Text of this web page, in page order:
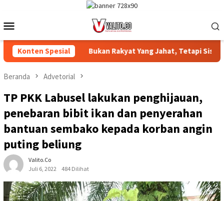
konten
Mobile
Konten SpesialBukan Rakyat Yang Jahat, Tetapi Sistem yang
Beranda Advetorial
TP PKK Labusel lakukan penghijauan,
penebaran bibit ikan dan penyerahan
bantuan sembako kepada korban angin
puting beliung
Valito.co
Juli 6, 2022
484 Dilihat